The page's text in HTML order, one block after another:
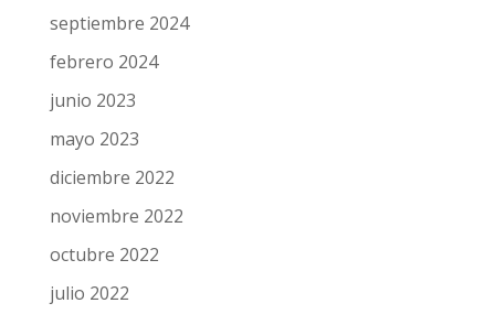
septiembre 2024
febrero 2024
junio 2023
mayo 2023
diciembre 2022
noviembre 2022
octubre 2022
julio 2022